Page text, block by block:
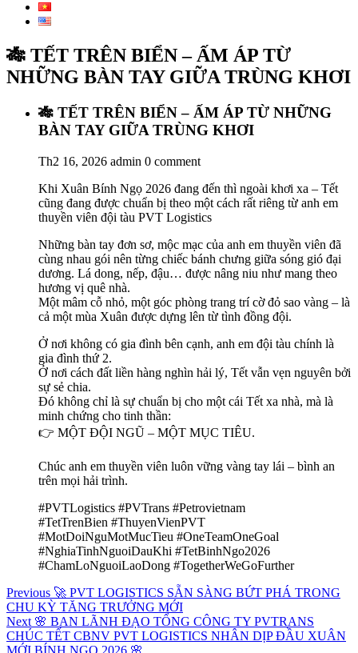
🎋 TẾT TRÊN BIỂN – ẤM ÁP TỪ
NHỮNG BÀN TAY GIỮA TRÙNG KHƠI
🎋 TẾT TRÊN BIỂN – ẤM ÁP TỪ NHỮNG
BÀN TAY GIỮA TRÙNG KHƠI
Th2 16, 2026 admin 0 comment
Khi Xuân Bính Ngọ 2026 đang đến thì ngoài khơi xa – Tết
cũng đang được chuẩn bị theo một cách rất riêng từ anh em
thuyền viên đội tàu PVT Logistics
Những bàn tay đơn sơ, mộc mạc của anh em thuyền viên đã
cùng nhau gói nên từng chiếc bánh chưng giữa sóng gió đại
dương. Lá dong, nếp, đậu… được nâng niu như mang theo
hương vị quê nhà.
Một mâm cỗ nhỏ, một góc phòng trang trí cờ đỏ sao vàng – là
cả một mùa Xuân được dựng lên từ tình đồng đội.
Ở nơi không có gia đình bên cạnh, anh em đội tàu chính là
gia đình thứ 2.
Ở nơi cách đất liền hàng nghìn hải lý, Tết vẫn vẹn nguyên bởi
sự sẻ chia.
Đó không chỉ là sự chuẩn bị cho một cái Tết xa nhà, mà là
minh chứng cho tinh thần:
👉 MỘT ĐỘI NGŨ – MỘT MỤC TIÊU.
Chúc anh em thuyền viên luôn vững vàng tay lái – bình an
trên mọi hải trình.
#PVTLogistics #PVTrans #Petrovietnam
#TetTrenBien #ThuyenVienPVT
#MotDoiNguMotMucTieu #OneTeamOneGoal
#NghiaTinhNguoiDauKhi #TetBinhNgo2026
#ChamLoNguoiLaoDong #TogetherWeGoFurther
Điều
hướng
bài
Previous Previous
post:
🚀 PVT LOGISTICS SẴN SÀNG BỨT PHÁ TRONG
CHU KỲ TĂNG TRƯỞNG MỚI
Next Next
post:
🌸 BAN LÃNH ĐẠO TỔNG CÔNG TY PVTRANS
CHÚC TẾT CBNV PVT LOGISTICS NHÂN DỊP ĐẦU XUÂN
MỚI BÍNH NGỌ 2026 🌸